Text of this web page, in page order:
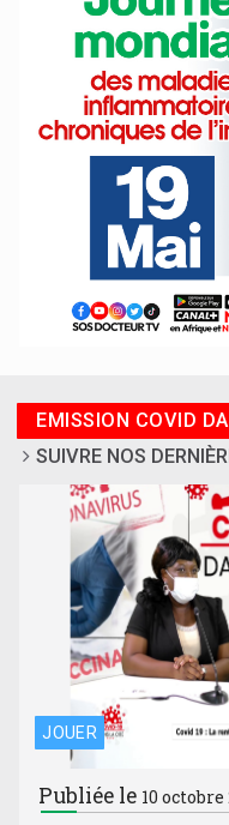
EMISSION COVID
SUIVRE NOS
JOUER
Publiée le 10 octobre